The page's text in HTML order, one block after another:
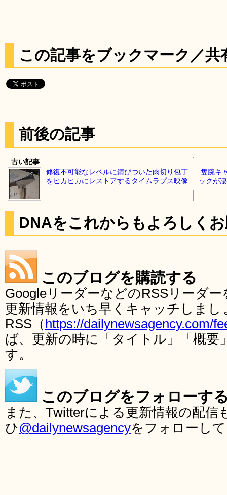
この記事をブックマーク／共
前後の記事
古い記事
修復不可能なレベルに錆びついた肉切り包丁
をピカピカにレストアするタイムラプス映像
隻腕キ
ックが
DNAをこれからもよろしく
このブログを購読する
GoogleリーダーなどのRSSリーダ
更新情報をいち早くキャッチしま
RSS（ https://dailynewsagency.com/
ば、更新の時に「タイトル」「概要
す。
このブログをフォローす
また、Twitterによる更新情報の配
ひ@dailynewsagencyをフォローし